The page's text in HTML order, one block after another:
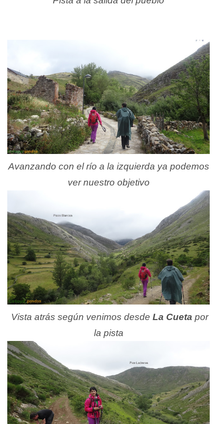
Avanzando con el río a la izquierda ya podemos
ver nuestro objetivo
Vista atrás según venimos desde La Cueta por
la pista